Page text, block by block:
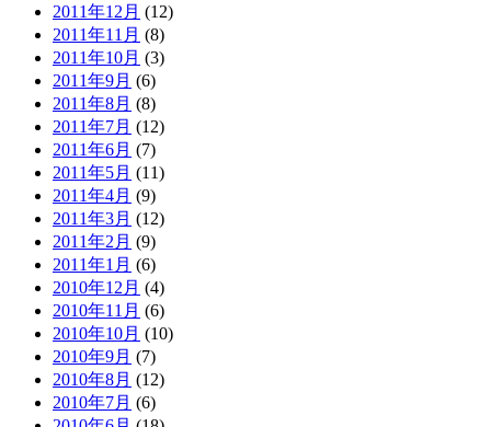
2011年12月 (12)
2011年11月 (8)
2011年10月 (3)
2011年9月 (6)
2011年8月 (8)
2011年7月 (12)
2011年6月 (7)
2011年5月 (11)
2011年4月 (9)
2011年3月 (12)
2011年2月 (9)
2011年1月 (6)
2010年12月 (4)
2010年11月 (6)
2010年10月 (10)
2010年9月 (7)
2010年8月 (12)
2010年7月 (6)